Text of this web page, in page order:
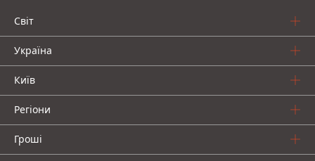
Світ
Україна
Київ
Регіони
Гроші